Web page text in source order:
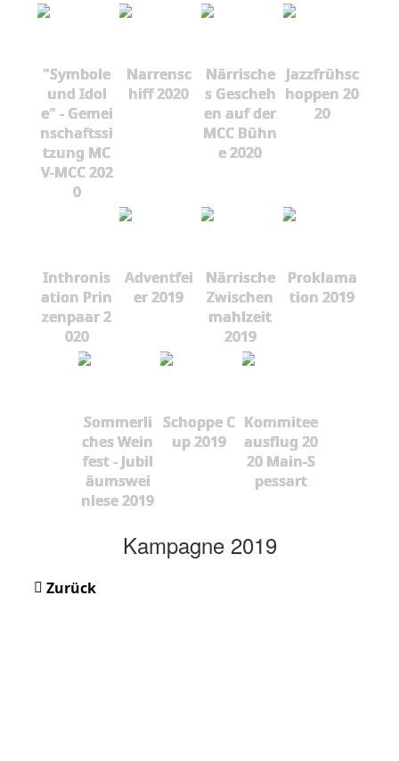
"Symbole
und Idol
e" - Gemei
nschaftssi
tzung MC
V-MCC 202
0
Narrensc
hiff 2020
Närrische
s Gescheh
en auf der
MCC Bühn
e 2020
Jazzfrühsc
hoppen 20
20
Inthronis
ation Prin
zenpaar 2
020
Adventfei
er 2019
Närrische
Zwischen
mahlzeit
2019
Proklama
tion 2019
Sommerli
ches Wein
fest - Jubil
äumswei
nlese 2019
Schoppe C
up 2019
Kommitee
ausflug 20
20 Main-S
pessart
Kampagne 2019
Zurück